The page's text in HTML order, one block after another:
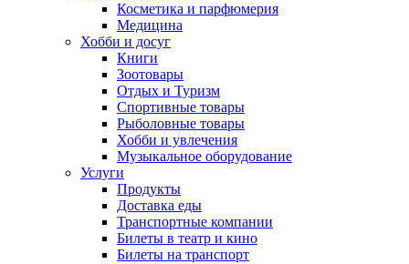
Косметика и парфюмерия
Медицина
Хобби и досуг
Книги
Зоотовары
Отдых и Туризм
Спортивные товары
Рыболовные товары
Хобби и увлечения
Музыкальное оборудование
Услуги
Продукты
Доставка еды
Транспортные компании
Билеты в театр и кино
Билеты на транспорт